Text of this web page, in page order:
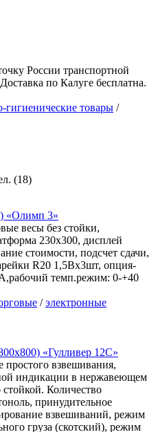
России транспортной
по Калуге бесплатна.
товары /
(18)
«Олимп 3»
весы без стойки,
230х300, дисплей
стоимости, подсчет сдачи,
R20 1,5Вх3шт, опция-
темп.режим: 0-+40
/электронные
«Гулливер 12С»
взвешивания,
индикации в нержавеющем
Количество
принудительное
взвешиваний, режим
груза (скотский), режим